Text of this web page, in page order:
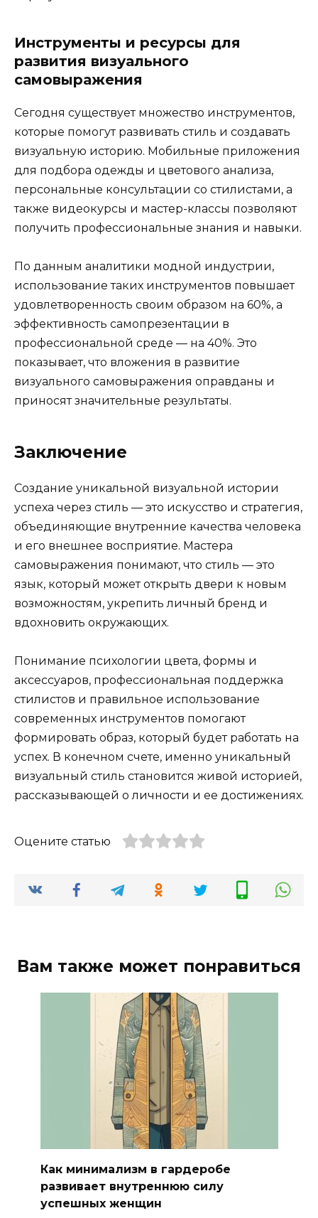
Инструменты и ресурсы для
развития визуального
самовыражения
Сегодня существует множество инструментов,
которые помогут развивать стиль и создавать
визуальную историю. Мобильные приложения
для подбора одежды и цветового анализа,
персональные консультации со стилистами, а
также видеокурсы и мастер-классы позволяют
получить профессиональные знания и навыки.
По данным аналитики модной индустрии,
использование таких инструментов повышает
удовлетворенность своим образом на 60%, а
эффективность самопрезентации в
профессиональной среде — на 40%. Это
показывает, что вложения в развитие
визуального самовыражения оправданы и
приносят значительные результаты.
Заключение
Создание уникальной визуальной истории
успеха через стиль — это искусство и стратегия,
объединяющие внутренние качества человека
и его внешнее восприятие. Мастера
самовыражения понимают, что стиль — это
язык, который может открыть двери к новым
возможностям, укрепить личный бренд и
вдохновить окружающих.
Понимание психологии цвета, формы и
аксессуаров, профессиональная поддержка
стилистов и правильное использование
современных инструментов помогают
формировать образ, который будет работать на
успех. В конечном счете, именно уникальный
визуальный стиль становится живой историей,
рассказывающей о личности и ее достижениях.
Оцените статью
Вам также может понравиться
Как минимализм в гардеробе
развивает внутреннюю силу
успешных женщин